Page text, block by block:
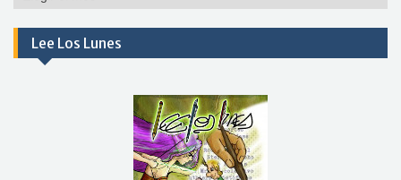
Lee Los Lunes